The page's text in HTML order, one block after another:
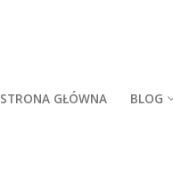
STRONA GŁÓWNA BLOG